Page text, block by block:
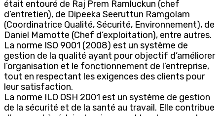
était entouré de Raj Prem Ramluckun (chef
d’entretien), de Dipeeka Seeruttun Ramgolam
(Coordinatrice Qualité, Sécurité, Environnement), de
Daniel Mamotte (Chef d’exploitation), entre autres.
La norme ISO 9001 (2008) est un système de
gestion de la qualité ayant pour objectif d’améliorer
l’organisation et le fonctionnement de l’entreprise,
tout en respectant les exigences des clients pour
leur satisfaction.
La norme ILO OSH 2001 est un système de gestion
de la sécurité et de la santé au travail. Elle contribue